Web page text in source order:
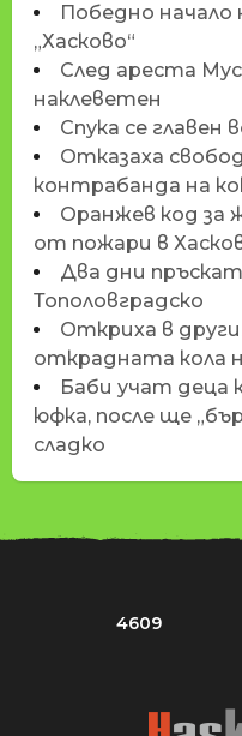
Победно начало
„Хасково“
След ареста
наклеветен
Спука се главен
Отказаха
контрабанда на
Оранжев код за
от пожари в
Два дни
Тополовградско
Откриха в
открадната кола
Баби учат деца
юфка, после ще
сладко
4609